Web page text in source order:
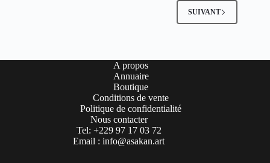
SUIVANT
A propos
Annuaire
Boutique
Conditions de vente
Politique de confidentialité
Nous contacter
Tel: +229 97 17 03 72
Email : info@asakan.art